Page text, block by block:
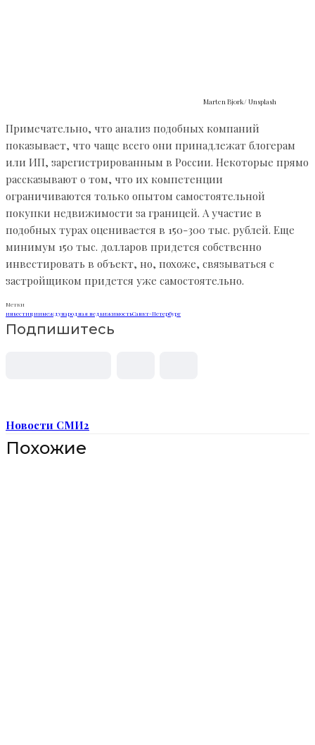
Marten Bjork/ Unsplash
Примечательно, что анализ подобных компаний
показывает, что чаще всего они принадлежат блогерам
или ИП, зарегистрированным в России. Некоторые прямо
рассказывают о том, что их компетенции
ограничиваются только опытом самостоятельной
покупки недвижимости за границей. А участие в
подобных турах оценивается в 150-300 тыс. рублей. Еще
минимум 150 тыс. долларов придется собственно
инвестировать в объект, но, похоже, связываться с
застройщиком придется уже самостоятельно.
Метки
инвестициимеждународная недвижимостьСанкт-Петербург
Подпишитесь
Новости СМИ2
Похожие